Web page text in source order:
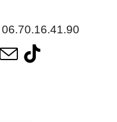
06.70.16.41.90